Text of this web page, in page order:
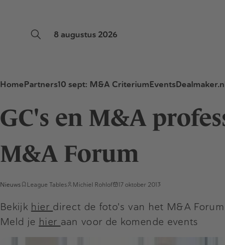
8 augustus 2026
HomePartners10 sept: M&A CriteriumEvents
GC's en M&A
M&A Forum
Nieuws League Tables Michiel Rohlof 17 oktober 2013
Bekijk hier direct de foto's van het M&A Forum
Meld je hier aan voor de komende events